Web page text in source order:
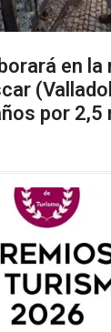
en
por 2,5